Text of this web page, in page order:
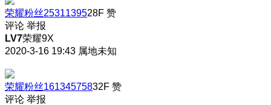
荣耀粉丝2531139528F 赞
评论 举报
LV7荣耀9X
2020-3-16 19:43 属地未知
荣耀粉丝16134575832F 赞
评论 举报